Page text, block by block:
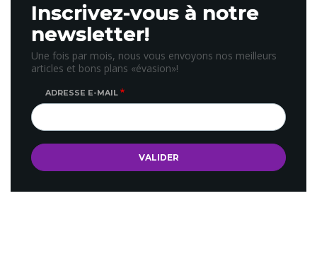
Inscrivez-vous à notre
newsletter!
Une fois par mois, nous vous envoyons nos meilleurs
articles et bons plans «évasion»!
ADRESSE E-MAIL